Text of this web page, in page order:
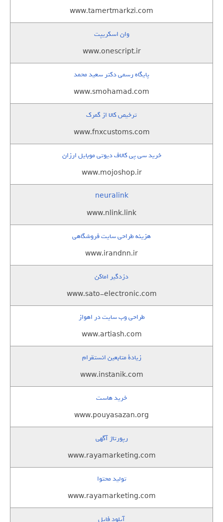
www.tamertmarkzi.com
وان اسکریپت
www.onescript.ir
پایگاه رسمی دکتر سعید محمد
www.smohamad.com
ترخیص کالا از گمرک
www.fnxcustoms.com
خرید سی پی کالاف دیوتی موبایل ارزان
www.mojoshop.ir
neuralink
www.nlink.link
هزینه طراحی سایت فروشگاهی
www.irandnn.ir
دزدگیر اماکن
www.sato-electronic.com
طراحی وب سایت در اهواز
www.artiash.com
زيادة متابعين انستقرام
www.instanik.com
خرید هاست
www.pouyasazan.org
رپورتاژ آگهی
www.rayamarketing.com
تولید محتوا
www.rayamarketing.com
آپلود فایل